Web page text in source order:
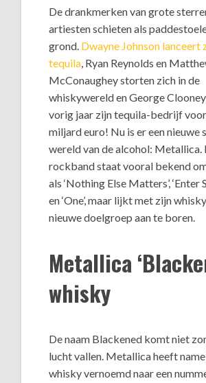
De drankmerken van grote
artiesten schieten als
grond. Dwayne Johnson lanceert
tequila, Ryan Reynolds en
McConaughey storten zich in de
whiskywereld en George
vorig jaar zijn tequila-bedrijf
miljard euro! Nu is er een nieuwe
wereld van de alcohol: Metallica.
rockband staat vooral bekend
als ‘Nothing Else Matters’, ‘Enter
en ‘One’, maar lijkt met zijn
nieuwe doelgroep aan te boren.
Metallica
whisky
De naam Blackened komt niet
lucht vallen. Metallica heeft
whisky vernoemd naar een